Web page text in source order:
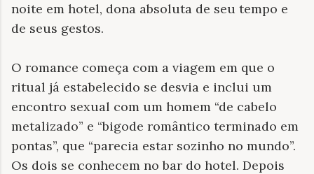
noite em hotel, dona absoluta de seu tempo e
de seus gestos.
O romance começa com a viagem em que o
ritual já estabelecido se desvia e inclui um
encontro sexual com um homem “de cabelo
metalizado” e “bigode romântico terminado em
pontas”, que “parecia estar sozinho no mundo”.
Os dois se conhecem no bar do hotel. Depois